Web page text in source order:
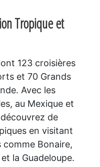
Tropique et
123 croisières
et 70 Grands
Avec les
au Mexique et
de
en visitant
comme Bonaire,
la Guadeloupe.